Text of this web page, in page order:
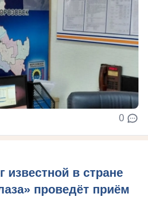
0
в стране
проведёт приём